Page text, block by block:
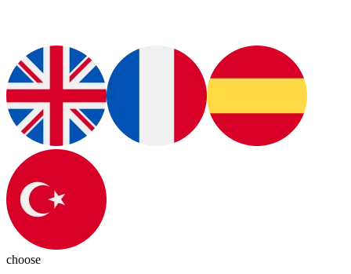
choose